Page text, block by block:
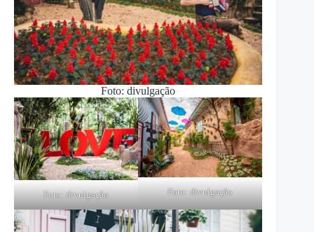
Foto: divulgação
Foto: divulgação Foto: divulgação